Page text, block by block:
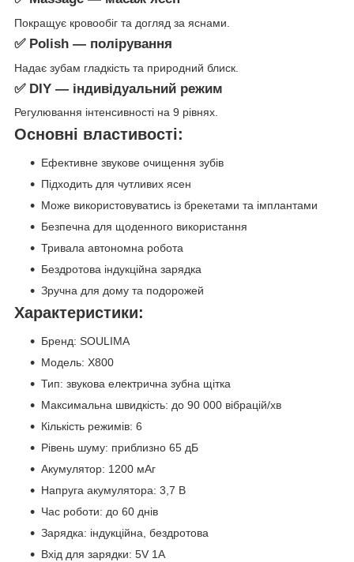
Покращує кровообіг та догляд за яснами.
✅ Polish — полірування
Надає зубам гладкість та природний блиск.
✅ DIY — індивідуальний режим
Регулювання інтенсивності на 9 рівнях.
Основні властивості:
Ефективне звукове очищення зубів
Підходить для чутливих ясен
Може використовуватись із брекетами та імплантами
Безпечна для щоденного використання
Тривала автономна робота
Бездротова індукційна зарядка
Зручна для дому та подорожей
Характеристики:
Бренд: SOULIMA
Модель: X800
Тип: звукова електрична зубна щітка
Максимальна швидкість: до 90 000 вібрацій/хв
Кількість режимів: 6
Рівень шуму: приблизно 65 дБ
Акумулятор: 1200 мАг
Напруга акумулятора: 3,7 В
Час роботи: до 60 днів
Зарядка: індукційна, бездротова
Вхід для зарядки: 5V 1A